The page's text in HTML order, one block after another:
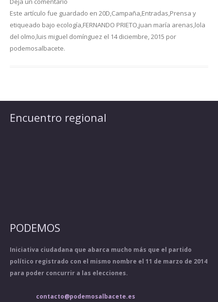
Este artículo fue guardado en 20D,Campaña,Entradas,Prensa y
etiqueado bajo ecología,FERNANDO PRIETO,juan maría arenas,lola
del olmo,luis miguel domínguez el 14 diciembre, 2015 por
podemosalbacete.
Encuentro regional
PODEMOS
Iniciativa ciudadana que abarca mucho más que el partido
político registrado con el mismo nombre el 11 de marzo de 2014
para poder concurrir a las elecciones.
contacto@podemosalbacete.es